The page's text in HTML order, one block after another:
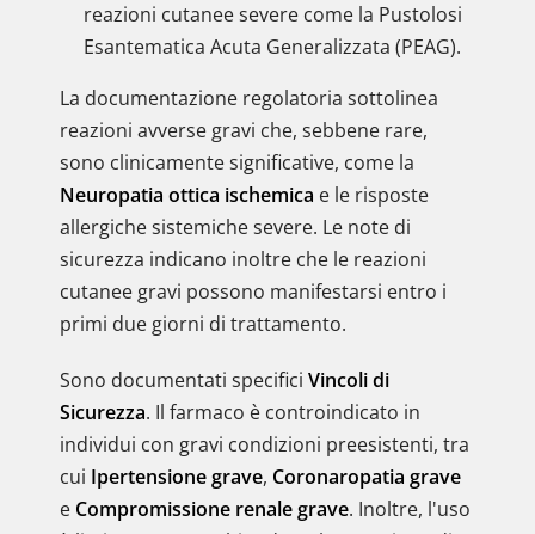
reazioni cutanee severe come la Pustolosi
Esantematica Acuta Generalizzata (PEAG).
La documentazione regolatoria sottolinea
reazioni avverse gravi che, sebbene rare,
sono clinicamente significative, come la
Neuropatia ottica ischemica e le risposte
allergiche sistemiche severe. Le note di
sicurezza indicano inoltre che le reazioni
cutanee gravi possono manifestarsi entro i
primi due giorni di trattamento.
Sono documentati specifici Vincoli di
Sicurezza. Il farmaco è controindicato in
individui con gravi condizioni preesistenti, tra
cui Ipertensione grave, Coronaropatia grave
e Compromissione renale grave. Inoltre, l'uso